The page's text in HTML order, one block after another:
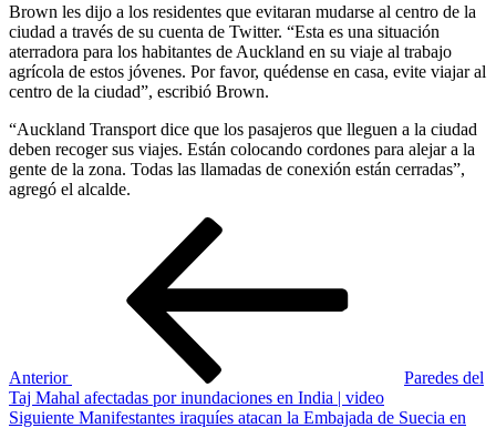
Brown les dijo a los residentes que evitaran mudarse al centro de la
ciudad a través de su cuenta de Twitter. “Esta es una situación
aterradora para los habitantes de Auckland en su viaje al trabajo
agrícola de estos jóvenes. Por favor, quédense en casa, evite viajar al
centro de la ciudad”, escribió Brown.
“Auckland Transport dice que los pasajeros que lleguen a la ciudad
deben recoger sus viajes. Están colocando cordones para alejar a la
gente de la zona. Todas las llamadas de conexión están cerradas”,
agregó el alcalde.
Anterior
Paredes del
Taj Mahal afectadas por inundaciones en India | video
Siguiente
Siguiente Manifestantes iraquíes atacan la Embajada de Suecia en